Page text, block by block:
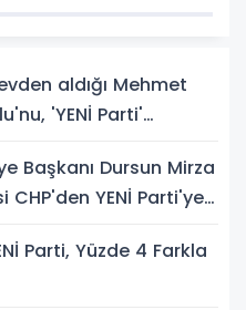
aldığı Mehmet
'YENİ Parti'
Başkanı Dursun Mirza
CHP'den YENİ Parti'ye
Parti, Yüzde 4 Farkla